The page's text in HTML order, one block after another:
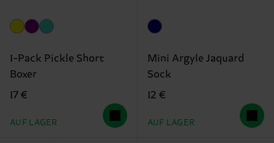
1-Pack Pickle Short
Boxer
17 €
AUF LAGER
Mini Argyle Jaquard
Sock
12 €
AUF LAGER